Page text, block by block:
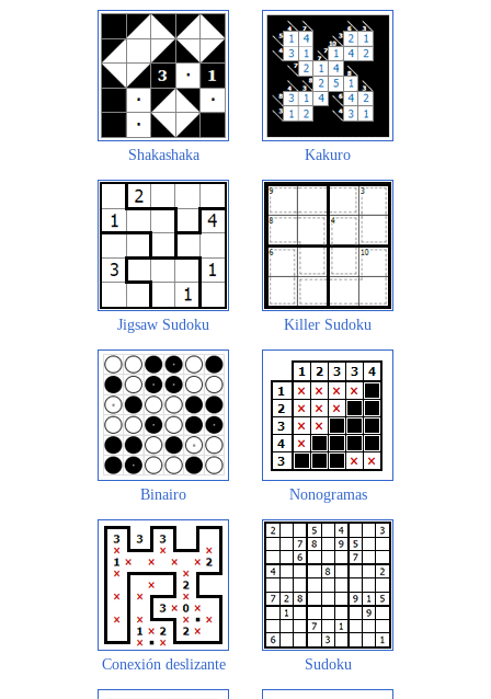
Shakashaka Kakuro
Jigsaw Sudoku Killer Sudoku
Binairo Nonogramas
Conexión deslizante Sudoku